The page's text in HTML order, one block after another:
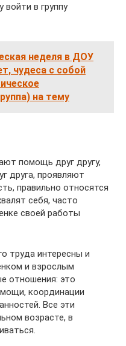
войти в группу
неделя в ДОУ
чудеса с собой
на тему
помощь друг другу,
друга, проявляют
правильно относятся
себя, часто
своей работы
труда интересны и
и взрослым
отношения: это
координации
Все эти
возрасте, в